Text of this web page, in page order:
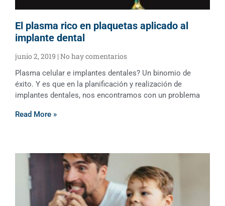
El plasma rico en plaquetas aplicado al
implante dental
junio 2, 2019 No hay comentarios
Plasma celular e implantes dentales? Un binomio de
éxito. Y es que en la planificación y realización de
implantes dentales, nos encontramos con un problema
Read More »